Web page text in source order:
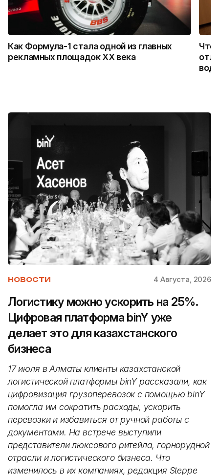
Как Формула-1 стала одной из главных
рекламных площадок XX века
Что
НОВОСТИ 4 Августа, 2026
Логистику можно ускорить на 25%.
Цифровая платформа binY уже
делает это для казахстанского
бизнеса
17 июля в Алматы клиенты казахстанской
логистической платформы binY рассказали, как
цифровизация грузоперевозок с помощью binY
помогла им сократить расходы, ускорить
перевозки и избавиться от ручной работы с
документами. На встрече выступили
представители люксового ритейла, горнорудной
отрасли и логистического бизнеса. Что
изменилось в их компаниях, редакция Steppe